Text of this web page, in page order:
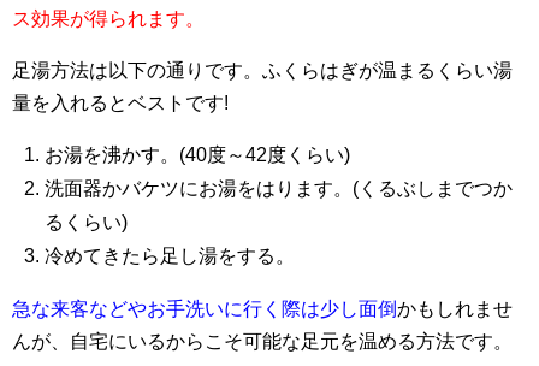
ス効果が得られます。
足湯方法は以下の通りです。ふくらはぎが温まるくらい湯
量を入れるとベストです!
お湯を沸かす。(40度～42度くらい)
洗面器かバケツにお湯をはります。(くるぶしまでつか
るくらい)
冷めてきたら足し湯をする。
急な来客などやお手洗いに行く際は少し面倒かもしれませ
んが、自宅にいるからこそ可能な足元を温める方法です。